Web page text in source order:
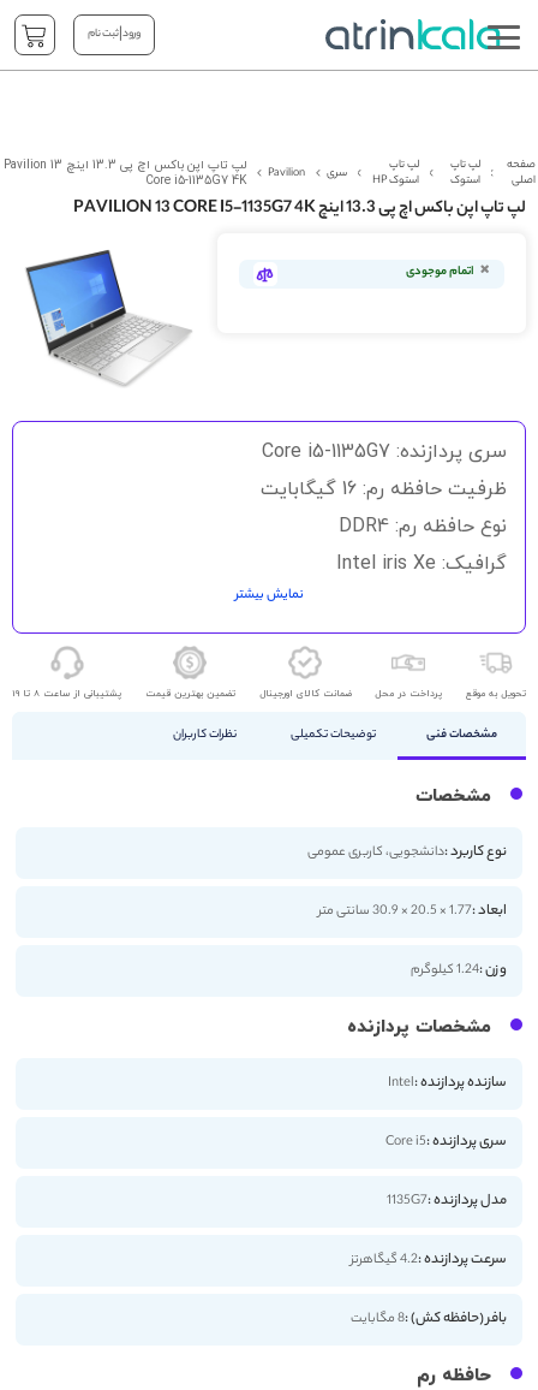
ورود|ثبت نام
صفحه
اصلی
لپ تاپ
استوک
لپ تاپ
استوک HP
سری Pavilion
لپ تاپ اپن باکس اچ پی 13.3 اینچ Pavilion 13
Core i5-1135G7 4K
لپ تاپ اپن باکس اچ پی 13.3 اینچ PAVILION 13 CORE I5-1135G7 4K
تصاویر
اتمام موجودی
سری پردازنده: Core i5-1135G7
ظرفیت حافظه رم: 16 گیگابایت
نوع حافظه رم: DDR4
گرافیک: Intel iris Xe
اندازه صفحه نمایش: 13.3 اینچ
کیفیت صفحه نمایش: 4K
نمایش بیشتر
تحویل به موقع پرداخت در محل ضمانت کالای اورجینال تضمین بهترین قیمت پشتیبانی از ساعت 8 تا 19
مشخصات فنی توضیحات تکمیلی نظرات کاربران
مشخصات
نوع کاربرد :دانشجویی، کاربری عمومی
ابعاد :1.77 × 20.5 × 30.9 سانتی متر
وزن :1.24 کیلوگرم
مشخصات پردازنده
سازنده پردازنده :Intel
سری پردازنده :Core i5
مدل پردازنده :1135G7
سرعت پردازنده :4.2 گیگاهرتز
بافر (حافظه کش) :8 مگابایت
حافظه رم